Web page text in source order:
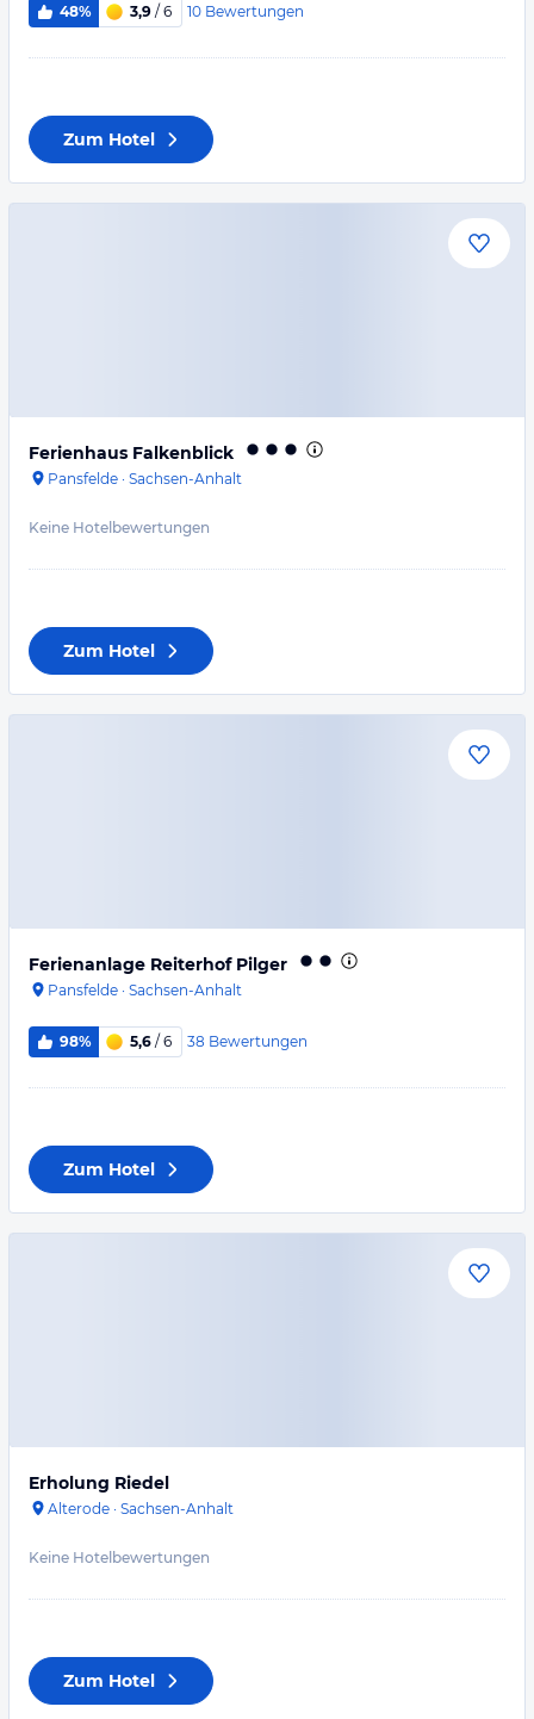
48% 3,9 / 6 10 Bewertungen
Zum Hotel
Ferienhaus Falkenblick
Pansfelde · Sachsen-Anhalt
Keine Hotelbewertungen
Zum Hotel
Ferienanlage Reiterhof Pilger
Pansfelde · Sachsen-Anhalt
98% 5,6 / 6 38 Bewertungen
Zum Hotel
Erholung Riedel
Alterode · Sachsen-Anhalt
Keine Hotelbewertungen
Zum Hotel